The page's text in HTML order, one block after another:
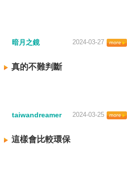
暗月之鏡 2024-03-27
真的不難判斷
taiwandreamer 2024-03-25
這樣會比較環保